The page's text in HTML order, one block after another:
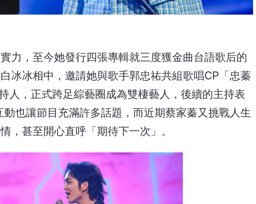
力，至今她發行四張專輯就三度獲金曲台語歌后的
冰冰相中，邀請她與歌手郭忠祐共組歌唱CP「忠蓁
人，正式跨足綜藝圈成為雙棲藝人，後續的主持表
也讓節目充滿許多話題，而近期蔡家蓁又挑戰人生
，甚至開心直呼「期待下一次」。